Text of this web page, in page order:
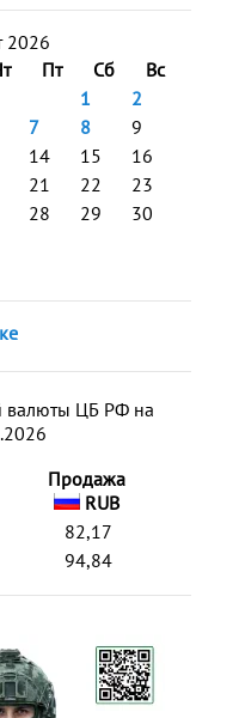
2026
Пт Сб
Вс
1
2
7 8
9
14 15
16
21 22
23
28 29
30
валюты ЦБ РФ на
Продажа
RUB
82,17
94,84